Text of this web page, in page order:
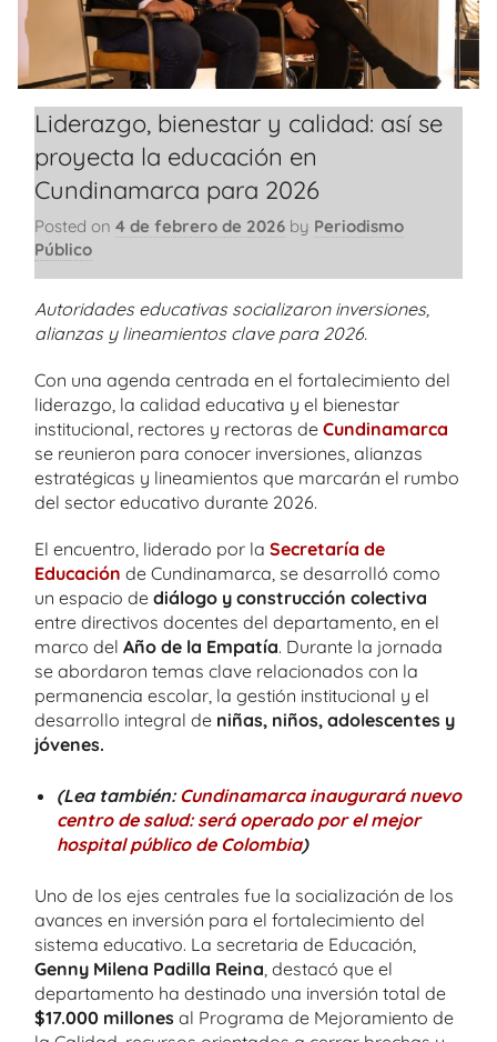
Liderazgo, bienestar y calidad: así se
proyecta la educación en
Cundinamarca para 2026
Posted on 4 de febrero de 2026 by Periodismo
Público
Autoridades educativas socializaron inversiones,
alianzas y lineamientos clave para 2026.
Con una agenda centrada en el fortalecimiento del
liderazgo, la calidad educativa y el bienestar
institucional, rectores y rectoras de Cundinamarca
se reunieron para conocer inversiones, alianzas
estratégicas y lineamientos que marcarán el rumbo
del sector educativo durante 2026.
El encuentro, liderado por la Secretaría de
Educación de Cundinamarca, se desarrolló como
un espacio de diálogo y construcción colectiva
entre directivos docentes del departamento, en el
marco del Año de la Empatía. Durante la jornada
se abordaron temas clave relacionados con la
permanencia escolar, la gestión institucional y el
desarrollo integral de niñas, niños, adolescentes y
jóvenes.
(Lea también: Cundinamarca inaugurará nuevo
centro de salud: será operado por el mejor
hospital público de Colombia)
Uno de los ejes centrales fue la socialización de los
avances en inversión para el fortalecimiento del
sistema educativo. La secretaria de Educación,
Genny Milena Padilla Reina , destacó que el
departamento ha destinado una inversión total de
$17.000 millones al Programa de Mejoramiento de